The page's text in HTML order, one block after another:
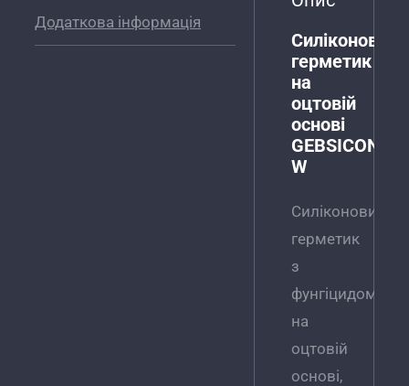
Додаткова інформація
Силіконовий
герметик
на
оцтовій
основі
GEBSICONE
W
Силіконовий
герметик
з
фунгіцидом
на
оцтовій
основі,